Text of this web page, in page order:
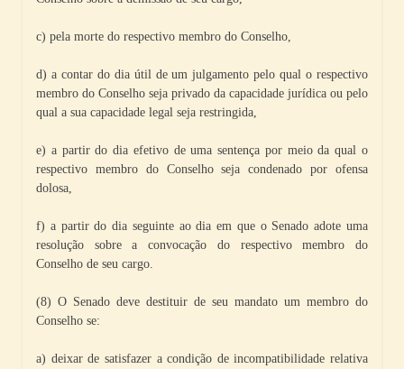
c) pela morte do respectivo membro do Conselho,
d) a contar do dia útil de um julgamento pelo qual o respectivo
membro do Conselho seja privado da capacidade jurídica ou pelo
qual a sua capacidade legal seja restringida,
e) a partir do dia efetivo de uma sentença por meio da qual o
respectivo membro do Conselho seja condenado por ofensa
dolosa,
f) a partir do dia seguinte ao dia em que o Senado adote uma
resolução sobre a convocação do respectivo membro do
Conselho de seu cargo.
(8) O Senado deve destituir de seu mandato um membro do
Conselho se:
a) deixar de satisfazer a condição de incompatibilidade relativa